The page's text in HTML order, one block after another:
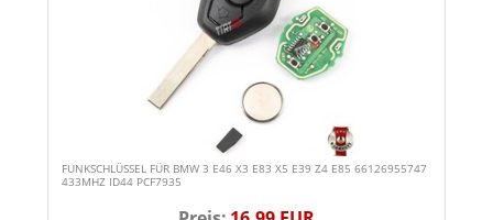
FUNKSCHLÜSSEL FÜR BMW 3 E46 X3 E83 X5 E39 Z4 E85 66126955747
433MHZ ID44 PCF7935